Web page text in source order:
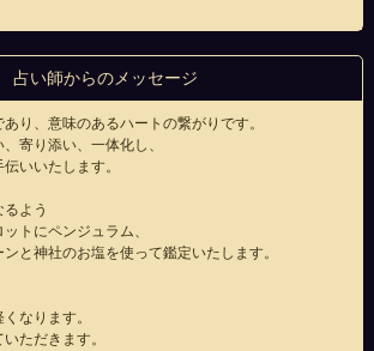
占い師からのメッセージ
り、意味のあるハートの繋がりです。
寄り添い、一体化し、
いいたします。
よう
トにペンジュラム、
と神社のお塩を使って鑑定いたします。
なります。
ただきます。